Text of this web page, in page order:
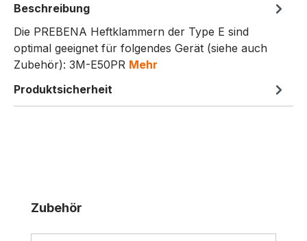
Beschreibung
Die PREBENA Heftklammern der Type E sind
optimal geeignet für folgendes Gerät (siehe auch
Zubehör): 3M-E50PR Mehr
Produktsicherheit
Produktgalerie überspringen
Zubehör